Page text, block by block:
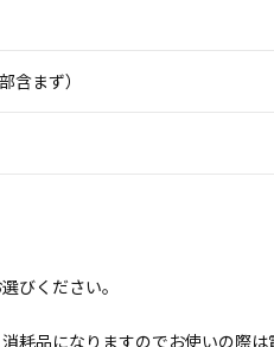
まず）
びください。
耗品になりますのでお使いの際